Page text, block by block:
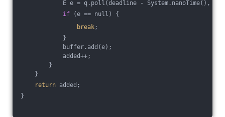
E e = q.poll(deadline - System.nanoTime(),
if (e == null) {
break;
}
buffer.add(e);
added++;
}
}
return added;
}